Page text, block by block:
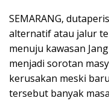
SEMARANG,
alternatif atau jalur
menuju kawasan
menjadi sorotan
kerusakan meski
tersebut banyak